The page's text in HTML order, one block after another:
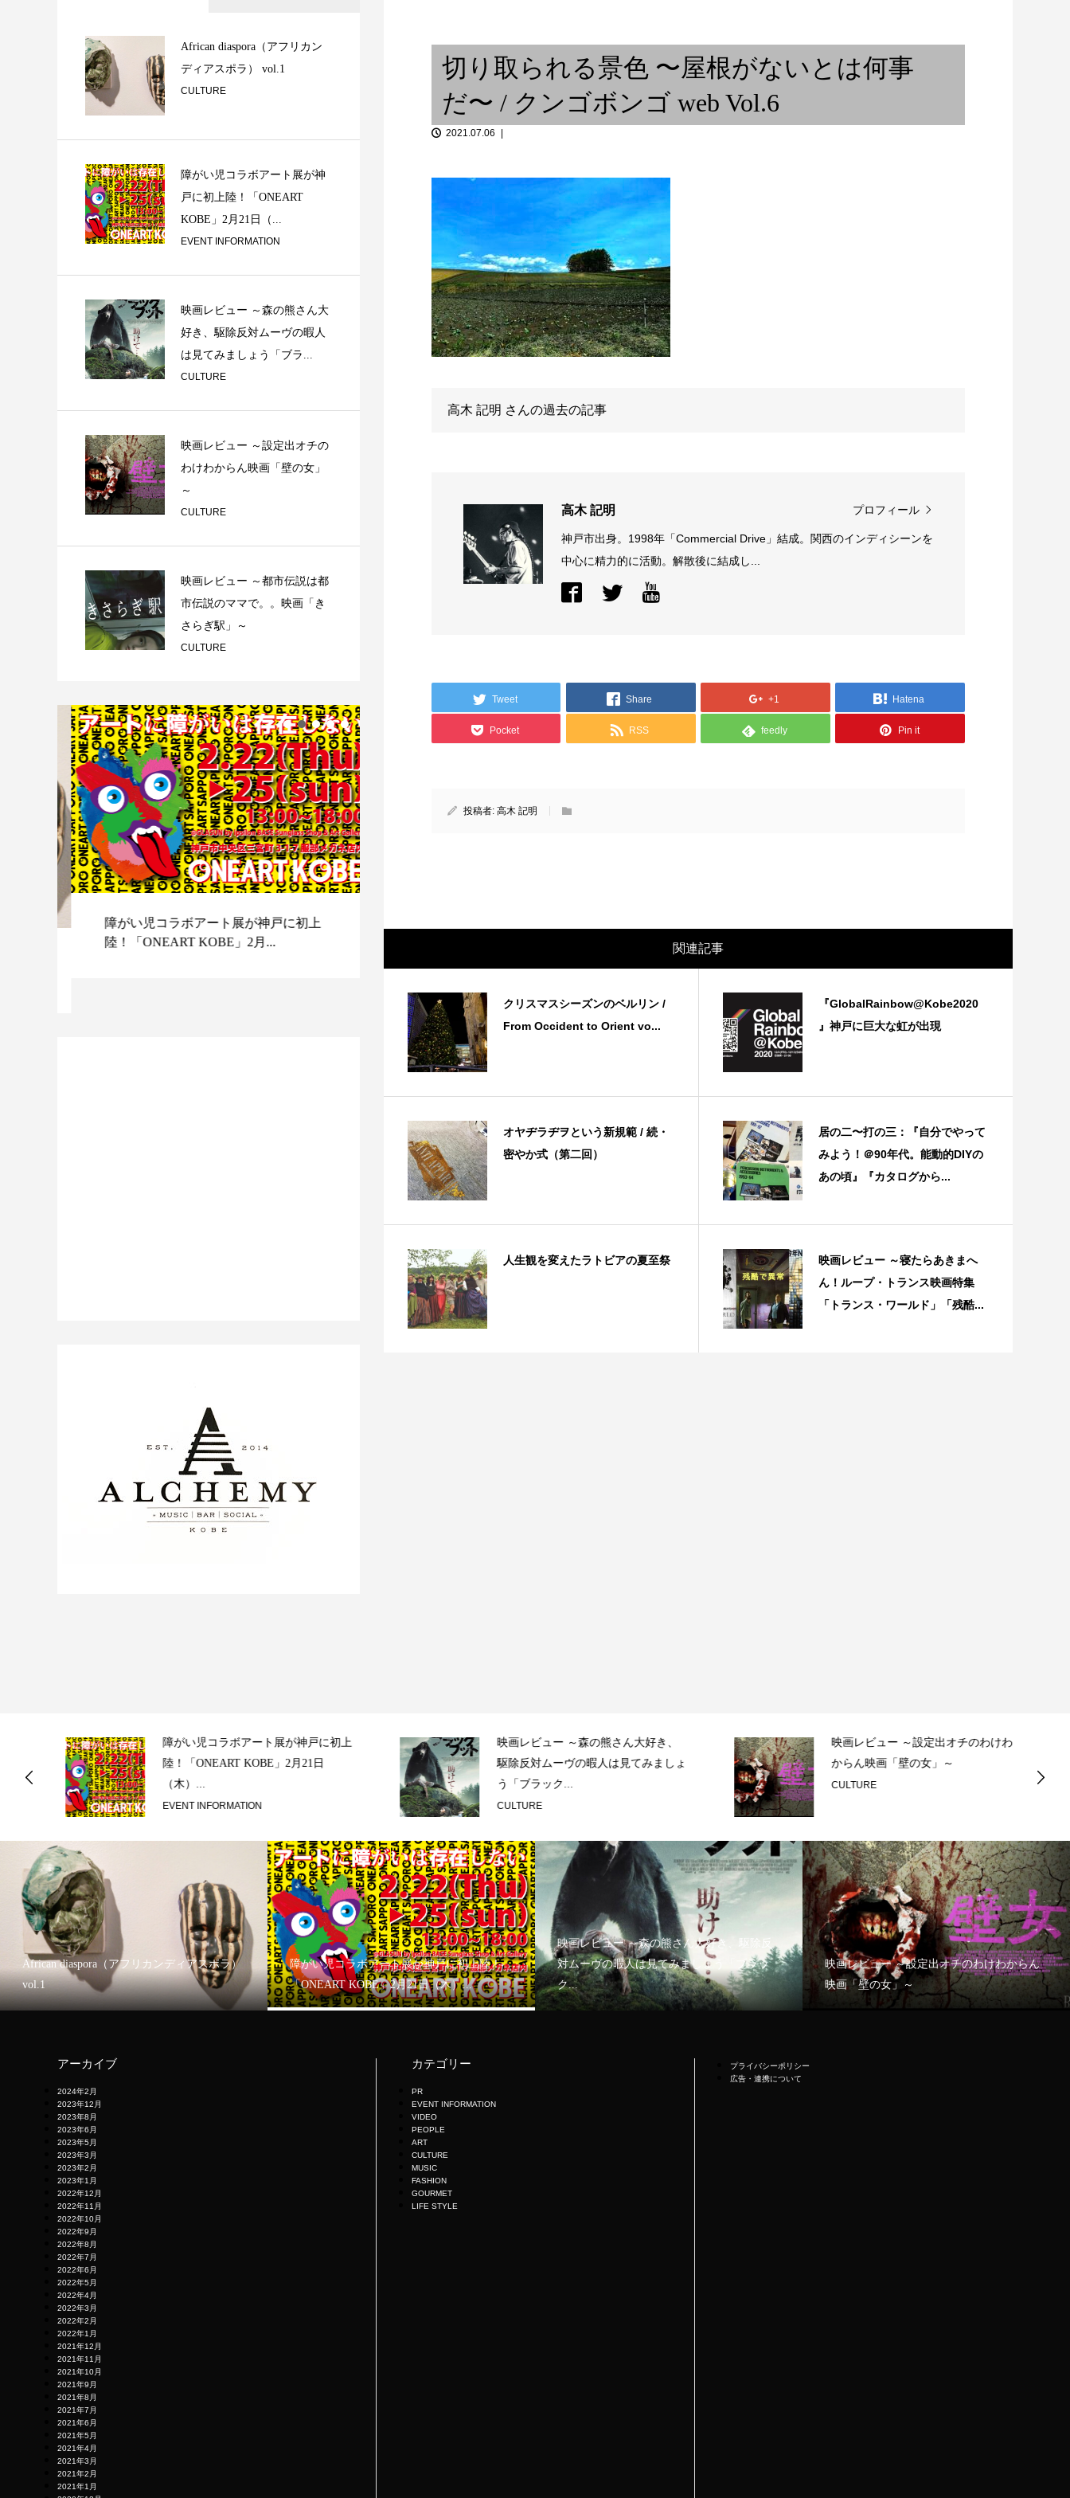
Maximalism or Minimalism ラジカセ
在住ギタリストの日常...
は良いことだ〜 その1...
「音談るつぼ」＃1 あたしよし
こさんと。
独り言 ②
ブルの中の小宇宙【その１...
切り取られる景色 〜屋根がないとは何事
だ〜 / クンゴボンゴ web Vol.6
2021.07.06
高木 記明 さんの過去の記事
高木 記明 プロフィール
神戸市出身。1998年「Commercial Drive」結成。関西のインディシーンを
中心に精力的に活動。解散後に結成し...
Tweet Share +1 Hatena
Pocket RSS feedly Pin it
投稿者:高木 記明
関連記事
クリスマスシーズンのベルリン /
From Occident to Orient vo...
『GlobalRainbow@Kobe2020
』神戸に巨大な虹が出現
オヤヂラヂヲという新規範 / 続・
密やか式（第二回）
居の二〜打の三：『自分でやって
みよう！＠90年代。能動的DIYの
あの頃』『カタログから...
人生観を変えたラトビアの夏至祭
映画レビュー ～寝たらあきまへ
ん！ループ・トランス映画特集
「トランス・ワールド」「残酷...
African diaspora（アフリカン
ディアスポラ） vol.1
CULTURE
障がい児コラボアート展が神
戸に初上陸！「ONEART
KOBE」2月21日（...
EVENT INFORMATION
映画レビュー ～森の熊さん大
好き、駆除反対ムーヴの暇人
は見てみましょう「ブラ...
CULTURE
映画レビュー ～設定出オチの
わけわからん映画「壁の女」
～
CULTURE
映画レビュー ～都市伝説は都
市伝説のママで。。映画「き
さらぎ駅」～
CULTURE
障がい児コラボアート展が神戸に初上
陸！「ONEART KOBE」2月...
映画レビュー ～設定出オチのわけわから
障がい児コラボアート展が神戸に初上
陸！「ONEART KOBE」2月21日
（木）...
EVENT INFORMATION
映画レビュー ～森の熊さん大好き、
駆除反対ムーヴの暇人は見てみましょ
う「ブラック...
CULTURE
映画レビュー ～設定出オチのわけわ
からん映画「壁の女」～
CULTURE
African diaspora（アフリカンディアスポラ）
vol.1
障がい児コラボアート展が神戸に初上陸！
「ONEART KOBE」2月21日（木）...
映画レビュー ～森の熊さん大好き、駆除反
対ムーヴの暇人は見てみましょう「ブラッ
ク...
映画レビュー ～設定出オチのわけわからん
映画「壁の女」～
アーカイブ
2024年2月
2023年12月
2023年8月
2023年6月
2023年5月
2023年3月
2023年2月
2023年1月
2022年12月
2022年11月
2022年10月
2022年9月
2022年8月
2022年7月
2022年6月
2022年5月
2022年4月
2022年3月
2022年2月
2022年1月
2021年12月
2021年11月
2021年10月
2021年9月
2021年8月
2021年7月
2021年6月
2021年5月
2021年4月
2021年3月
2021年2月
2021年1月
カテゴリー
PR
EVENT INFORMATION
VIDEO
PEOPLE
ART
CULTURE
MUSIC
FASHION
GOURMET
LIFE STYLE
プライバシーポリシー
広告・連携について